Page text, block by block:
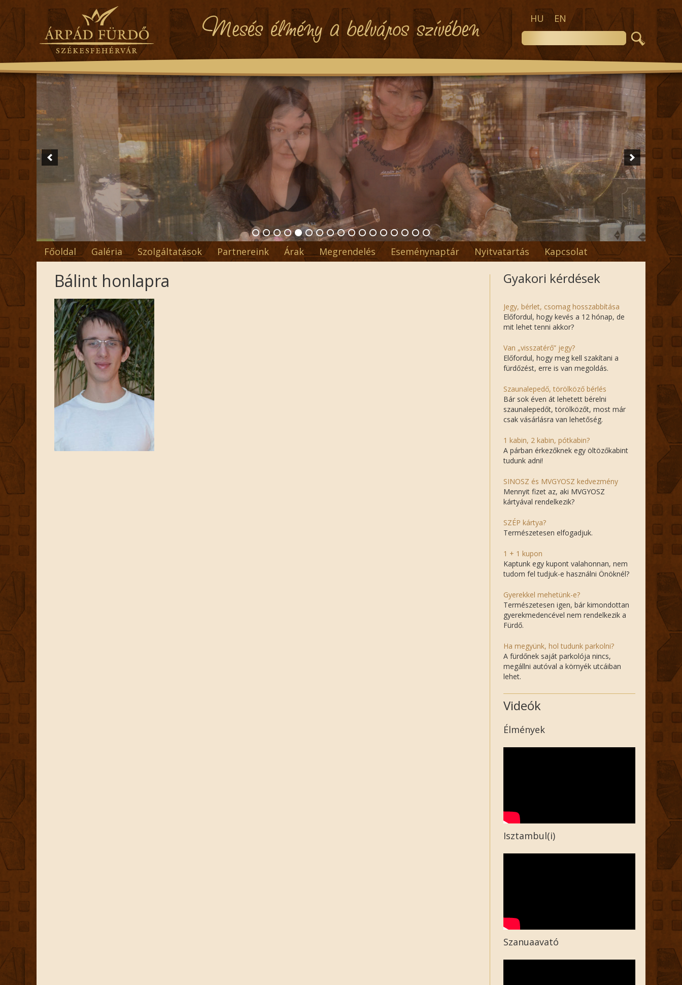
HU EN
Főoldal Galéria Szolgáltatások Partnereink Árak Megrendelés Eseménynaptár Nyitvatartás Kapcsolat
Bálint honlapra Gyakori kérdések
Jegy, bérlet, csomag hosszabbítása
Előfordul, hogy kevés a 12 hónap, de
mit lehet tenni akkor?
Van „visszatérő” jegy?
Előfordul, hogy meg kell szakítani a
fürdőzést, erre is van megoldás.
Szaunalepedő, törölköző bérlés
Bár sok éven át lehetett bérelni
szaunalepedőt, törölközőt, most már
csak vásárlásra van lehetőség.
1 kabin, 2 kabin, pótkabin?
A párban érkezőknek egy öltözőkabint
tudunk adni!
SINOSZ és MVGYOSZ kedvezmény
Mennyit fizet az, aki MVGYOSZ
kártyával rendelkezik?
SZÉP kártya?
Természetesen elfogadjuk.
1 + 1 kupon
Kaptunk egy kupont valahonnan, nem
tudom fel tudjuk-e használni Önöknél?
Gyerekkel mehetünk-e?
Természetesen igen, bár kimondottan
gyerekmedencével nem rendelkezik a
Fürdő.
Ha megyünk, hol tudunk parkolni?
A fürdőnek saját parkolója nincs,
megállni autóval a környék utcáiban
lehet.
Videók
Élmények
Isztambul(i)
Szanuaavató